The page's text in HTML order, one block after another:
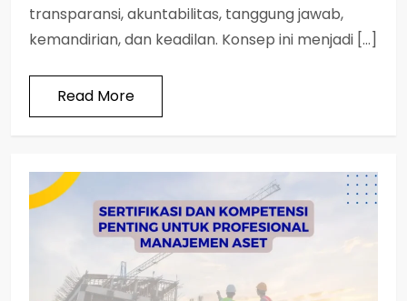
transparansi, akuntabilitas, tanggung jawab,
kemandirian, dan keadilan. Konsep ini menjadi […]
Read More